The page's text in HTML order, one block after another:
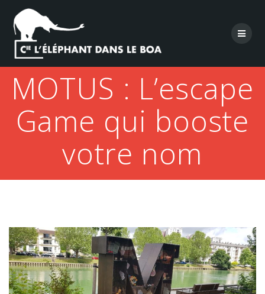
MOTUS : L’escape
Game qui booste
votre nom